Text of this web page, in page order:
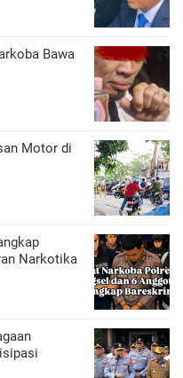
Bawa
Motor di
Narkotika